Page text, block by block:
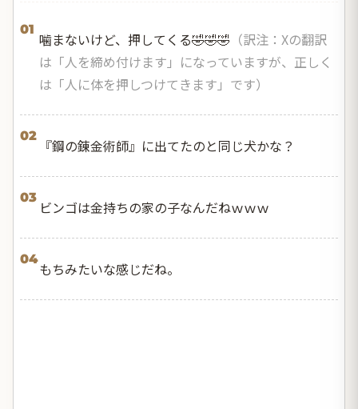
01
噛まないけど、押してくる🤣🤣🤣 （訳注：Xの翻訳
は「人を締め付けます」になっていますが、正しく
は「人に体を押しつけてきます」です）
02
『鋼の錬金術師』に出てたのと同じ犬かな？
03
ビンゴは金持ちの家の子なんだねｗｗｗ
04
もちみたいな感じだね。